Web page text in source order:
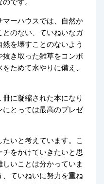
です。
ーハウスでは、自然か
とのない、ていねいなガ
を壊すことのないよう
き取った雑草をコンポ
ためて水やりに備え、
に凝縮された本になり
にとっては最高のプレゼ
いと考えています。こ
をかけていきたいと思
いことは分かっていま
ていねいに努力を重ね